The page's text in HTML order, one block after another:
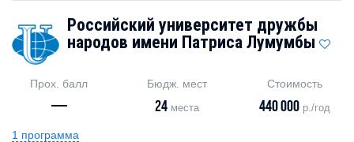
Российский университет дружбы
народов имени Патриса Лумумбы
Прох. балл
—
Бюдж. мест
24места
Стоимость
440 000 р./год
1 программа